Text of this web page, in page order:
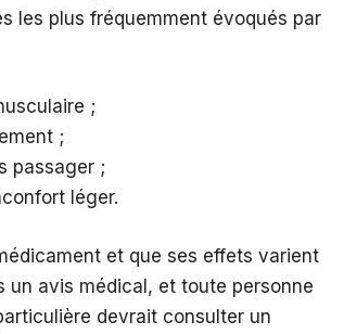
les plus fréquemment évoqués par
;
;
passager ;
léger.
et que ses effets varient
un avis médical, et toute personne
devrait consulter un